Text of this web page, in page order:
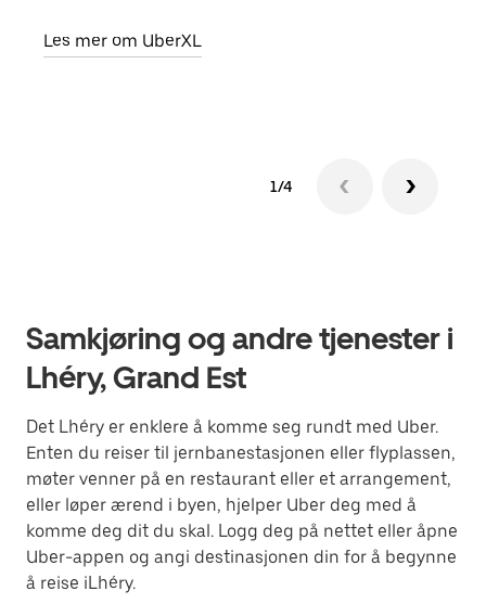
Les mer om UberXL
1/4
Samkjøring og andre tjenester i
Lhéry, Grand Est
Det Lhéry er enklere å komme seg rundt med Uber.
Enten du reiser til jernbanestasjonen eller flyplassen,
møter venner på en restaurant eller et arrangement,
eller løper ærend i byen, hjelper Uber deg med å
komme deg dit du skal. Logg deg på nettet eller åpne
Uber-appen og angi destinasjonen din for å begynne
å reise iLhéry.